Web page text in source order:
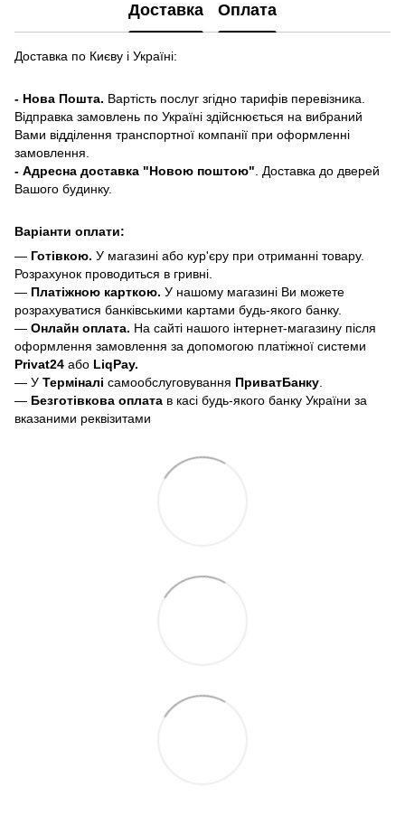
Доставка Оплата
Доставка по Києву і Україні:
- Нова Пошта. Вартість послуг згідно тарифів перевізника.
Відправка замовлень по Україні здійснюється на вибраний
Вами відділення транспортної компанії при оформленні
замовлення.
- Адресна доставка "Новою поштою" . Доставка до дверей
Вашого будинку.
Варіанти оплати:
— Готівкою. У магазині або кур'єру при отриманні товару.
Розрахунок проводиться в гривні.
— Платіжною карткою. У нашому магазині Ви можете
розрахуватися банківськими картами будь-якого банку.
— Онлайн оплата. На сайті нашого інтернет-магазину після
оформлення замовлення за допомогою платіжної системи
Privat24 або LiqPay.
— У Терміналі самообслуговування ПриватБанку
— Безготівкова оплата в касі будь-якого банку України за
вказаними реквізитами